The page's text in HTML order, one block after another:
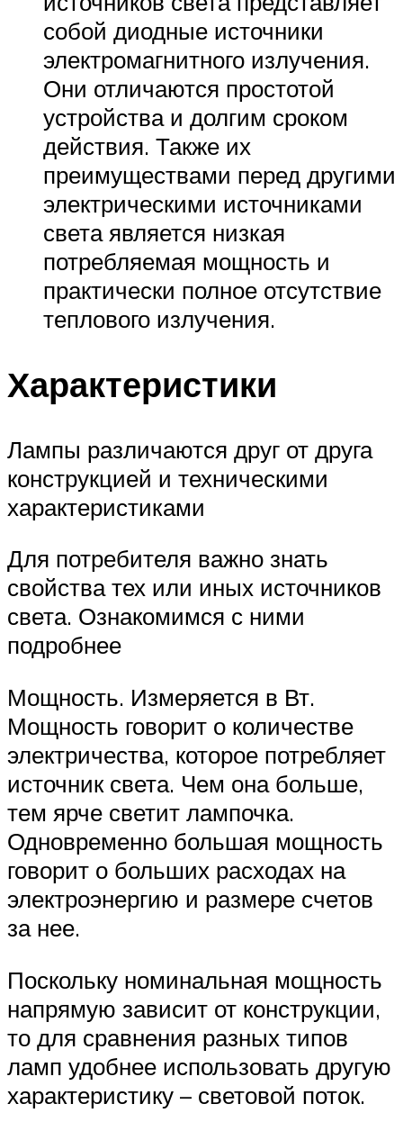
собой диодные источники
электромагнитного излучения.
Они отличаются простотой
устройства и долгим сроком
действия. Также их
преимуществами перед другими
электрическими источниками
света является низкая
потребляемая мощность и
практически полное отсутствие
теплового излучения.
Характеристики
Лампы различаются друг от друга
конструкцией и техническими
характеристиками
Для потребителя важно знать
свойства тех или иных источников
света. Ознакомимся с ними
подробнее
Мощность. Измеряется в Вт.
Мощность говорит о количестве
электричества, которое потребляет
источник света. Чем она больше,
тем ярче светит лампочка.
Одновременно большая мощность
говорит о больших расходах на
электроэнергию и размере счетов
за нее.
Поскольку номинальная мощность
напрямую зависит от конструкции,
то для сравнения разных типов
ламп удобнее использовать другую
характеристику – световой поток.